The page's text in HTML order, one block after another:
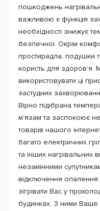
пошкоджень
важливою є функція
необхідності знижує
безпечної. Окрім
простирадла, подушки
користь для
використовувати ці
застудних
Вірно підібрана
м’язам та заспокоює
товарів нашого
багато електричних
та інших нагрівальних
незамінними
відключення опалення.
зігрівати Вас у
будинках. З ними Ваше